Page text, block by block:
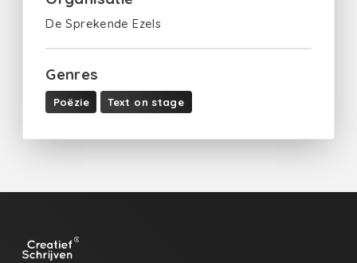
De Sprekende Ezels
Genres
Poëzie Text on stage